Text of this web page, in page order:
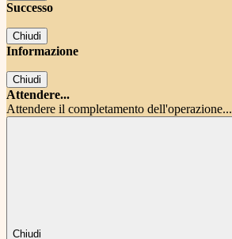
Successo
Chiudi
Informazione
Chiudi
Attendere...
Attendere il completamento dell'operazione...
Chiudi